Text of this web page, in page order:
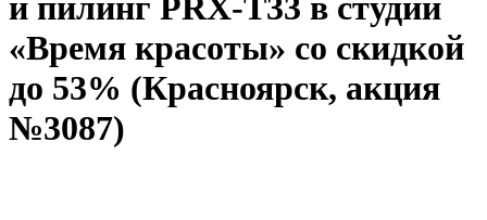
и пилинг PRX-T33 в студии
«Время красоты» со скидкой
до 53% (Красноярск, акция
№3087)